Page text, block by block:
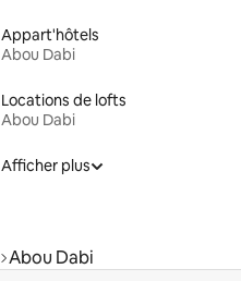
Appart'hôtels
Abou Dabi
Locations de lofts
Abou Dabi
Afficher plus
Abou Dabi